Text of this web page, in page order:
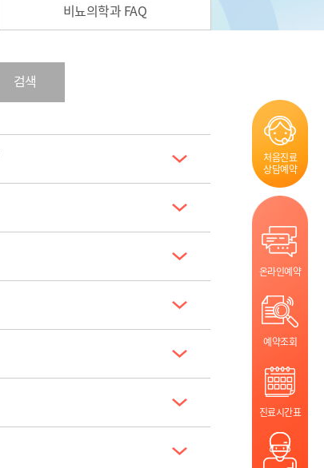
처음진료
상담예약
온라인예약
예약조회
진료시간표
비뇨의학과 FAQ
검색